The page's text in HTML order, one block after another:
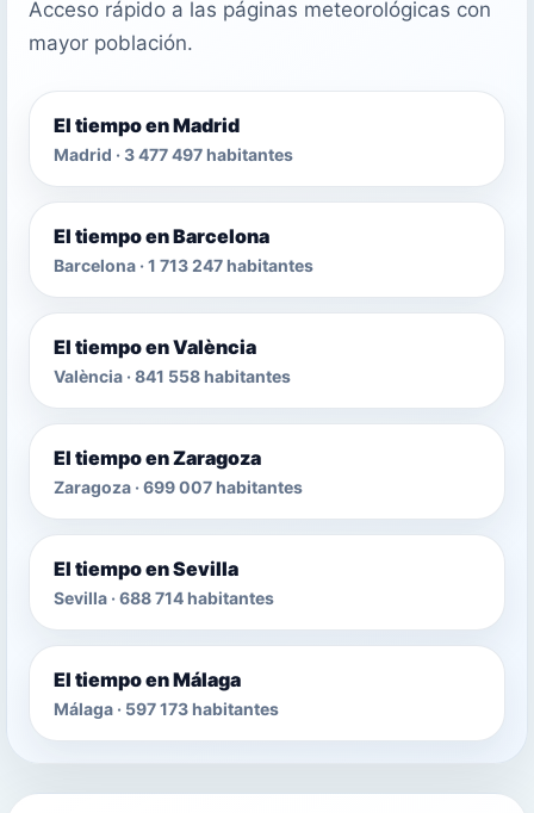
Acceso rápido a las páginas meteorológicas con
mayor población.
El tiempo en Madrid
Madrid · 3 477 497 habitantes
El tiempo en Barcelona
Barcelona · 1 713 247 habitantes
El tiempo en València
València · 841 558 habitantes
El tiempo en Zaragoza
Zaragoza · 699 007 habitantes
El tiempo en Sevilla
Sevilla · 688 714 habitantes
El tiempo en Málaga
Málaga · 597 173 habitantes